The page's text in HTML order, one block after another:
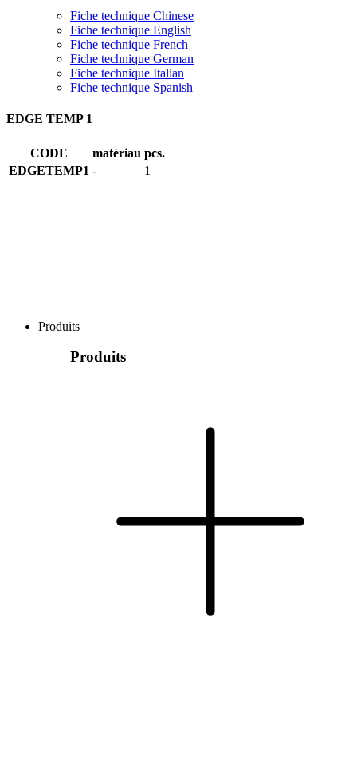
Fiche technique Chinese
Fiche technique English
Fiche technique French
Fiche technique German
Fiche technique Italian
Fiche technique Spanish
EDGE TEMP 1
CODE matériau pcs.
EDGETEMP1 - 1
Produits
Produits